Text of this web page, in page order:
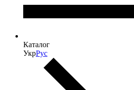
Каталог
УкрРус